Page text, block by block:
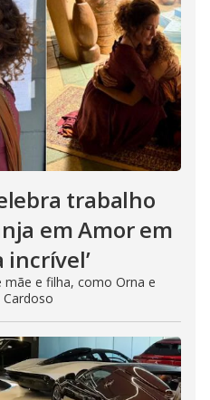
trabalho
em Amor em
incrível’
e filha, como Orna e